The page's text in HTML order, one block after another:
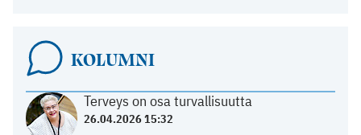
KOLUMNI
Terveys on osa turvallisuutta
26.04.2026 15:32